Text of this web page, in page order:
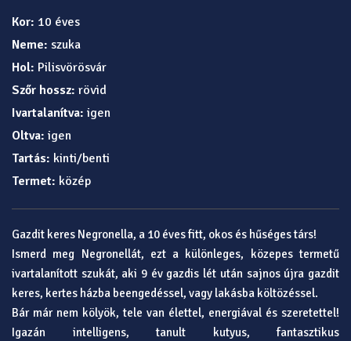
Kor: 10 éves
Neme: szuka
Hol: Pilisvörösvár
Szőr hossz: rövid
Ivartalanítva: igen
Oltva: igen
Tartás: kinti/benti
Termet: közép
Gazdit keres Negronella, a 10 éves fitt, okos és hűséges társ!
Ismerd meg Negronellát, ezt a különleges, közepes termetű
ivartalanított szukát, aki 9 év gazdis lét után sajnos újra gazdit
keres, kertes házba beengedéssel, vagy lakásba költözéssel.
Bár már nem kölyök, tele van élettel, energiával és szeretettel!
Igazán intelligens, tanult kutyus, fantasztikus